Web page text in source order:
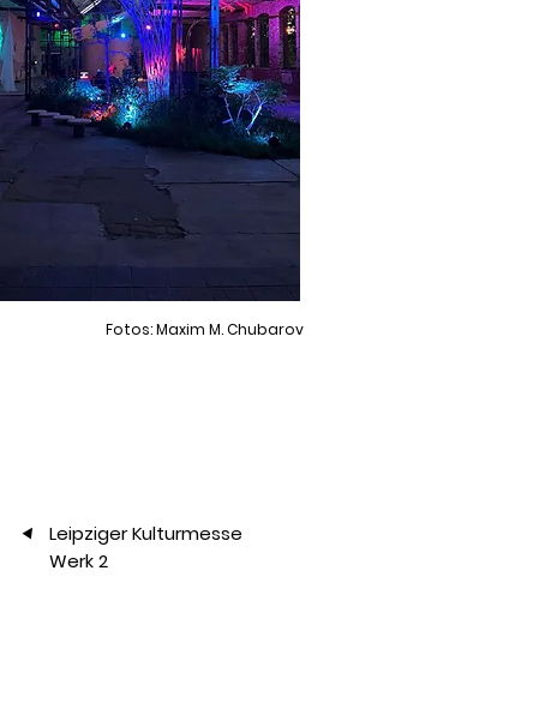
Fotos: Maxim M. Chubarov
Leipziger Kulturmesse
Werk 2
▲